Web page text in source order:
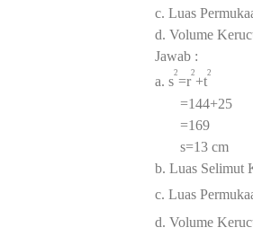
c. Luas
d. Volume
Jawab :
a. s
2
=r
2
+t
2
=144+25
=169
s=13 cm
b. Luas Selimut
c. Luas
d. Volume